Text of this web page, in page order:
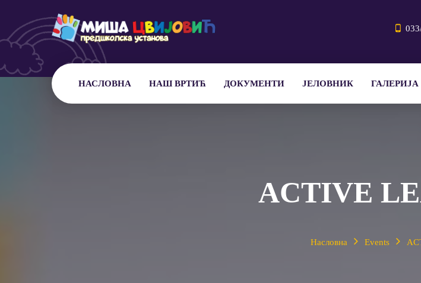
НАСЛОВНА НАШ ВРТИЋ ДОКУМЕНТИ ЈЕЛОВНИК ГАЛЕРИЈА
ACTIVE
Насловна Events